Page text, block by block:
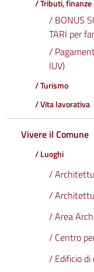
/ Tributi,
/ BONUS
TARI per
/
IUV)
/ Turismo
/ Vita lavorativa
Vivere il Comune
/ Luoghi
/
/
/ Area
/ Centro
/ Edificio di